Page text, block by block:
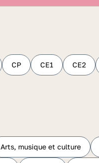
CP CE1 CE2
Arts, musique et culture